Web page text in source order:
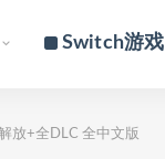
Switch游戏
放+全DLC 全中文版